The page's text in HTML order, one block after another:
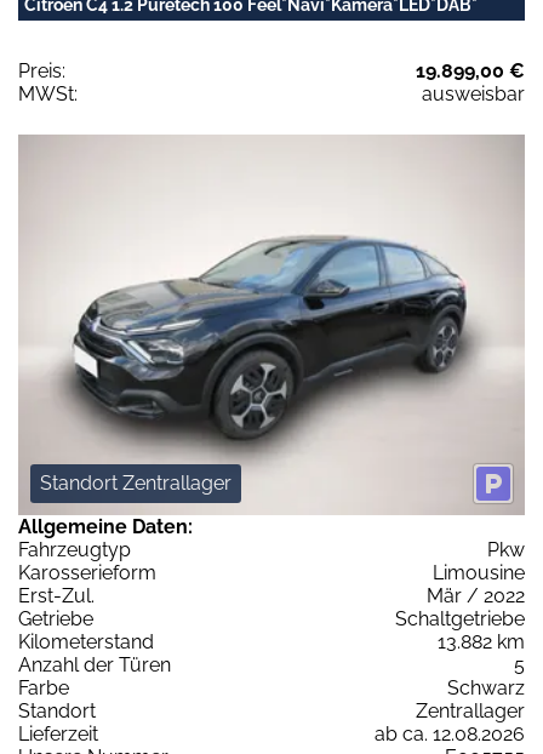
Citroën C4 1.2 Puretech 100 Feel*Navi*Kamera*LED*DAB*
Preis:
19.899,00 €
MWSt:
ausweisbar
Standort Zentrallager
Allgemeine Daten:
Fahrzeugtyp
Pkw
Karosserieform
Limousine
Erst-Zul.
Mär / 2022
Getriebe
Schaltgetriebe
Kilometerstand
13.882 km
Anzahl der Türen
5
Farbe
Schwarz
Standort
Zentrallager
Lieferzeit
ab ca. 12.08.2026